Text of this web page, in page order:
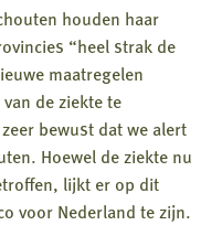
houden haar
“heel strak de
maatregelen
de ziekte te
bewust dat we alert
Hoewel de ziekte nu
lijkt er op dit
voor Nederland te zijn.